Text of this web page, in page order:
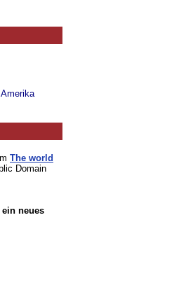
The world
Domain
neues